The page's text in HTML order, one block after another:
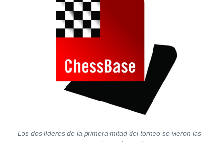
Los dos líderes de la primera mitad del torneo se vieron las